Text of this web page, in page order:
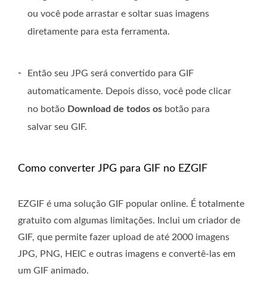
ou você pode arrastar e soltar suas imagens
diretamente para esta ferramenta.
-
Então seu JPG será convertido para GIF
automaticamente. Depois disso, você pode clicar
no botão Download de todos os botão para
salvar seu GIF.
Como converter JPG para GIF no EZGIF
EZGIF é uma solução GIF popular online. É totalmente
gratuito com algumas limitações. Inclui um criador de
GIF, que permite fazer upload de até 2000 imagens
JPG, PNG, HEIC e outras imagens e convertê-las em
um GIF animado.